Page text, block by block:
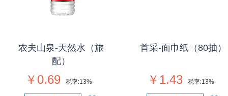
农夫山泉-天然水（旅
配）
￥0.69 税率:13%
首采-面巾纸（80抽）
￥1.43 税率:13%